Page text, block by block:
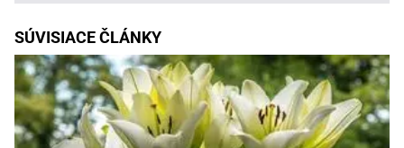
SÚVISIACE ČLÁNKY